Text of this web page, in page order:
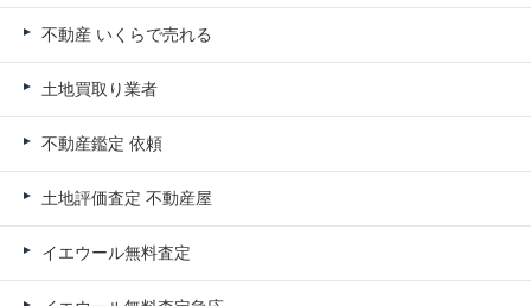
不動産 いくらで売れる
土地買取り業者
不動産鑑定 依頼
土地評価査定 不動産屋
イエウール無料査定